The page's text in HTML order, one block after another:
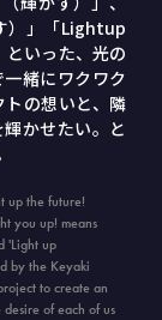
）」「Lightup
いった、光の
緒にワクワク
の想いと、隣
かせたい。と
up the future!
you up! means
'Light up
by the Keyaki
to create an
of each of us